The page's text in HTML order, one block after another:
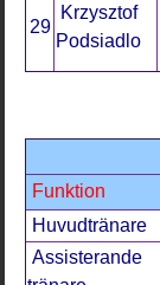
29
Krzysztof
Podsiadlo
Funktion
Huvudtränare
Assisterande